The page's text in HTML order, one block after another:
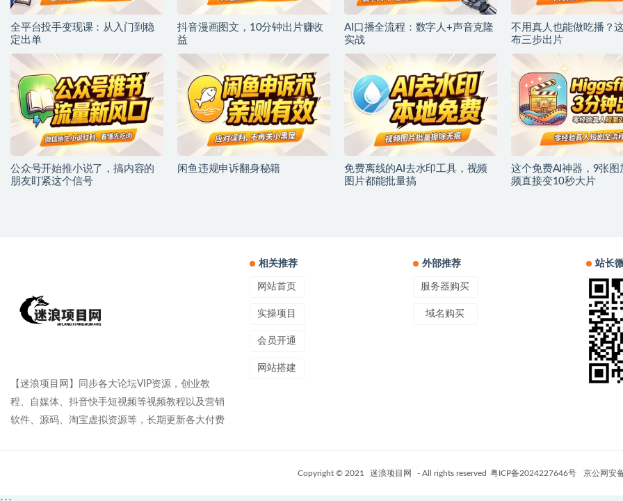
全平台投手变现课：从入门到稳
定出单
抖音漫画图文，10分钟出片赚收
益
AI口播全流程：数字人+声音克隆
实战
不用真人也能做吃播？
布三步出片
公众号开始推小说了，搞内容的
朋友盯紧这个信号
闲鱼违规申诉翻身秘籍
免费离线的AI去水印工具，视频
图片都能批量搞
这个免费AI神器，9张图
频直接变10秒大片
【迷浪项目网】同步各大论坛VIP资源，创业教
程、自媒体、抖音快手短视频等视频教程以及营销
软件、源码、淘宝虚拟资源等，长期更新各大付费
相关推荐
网站首页
实操项目
会员开通
网站搭建
外部推荐
服务器购买
域名购买
站长
Copyright © 2021 迷浪项目网 - All rights reserved 粤ICP备2024227646号 京公网安